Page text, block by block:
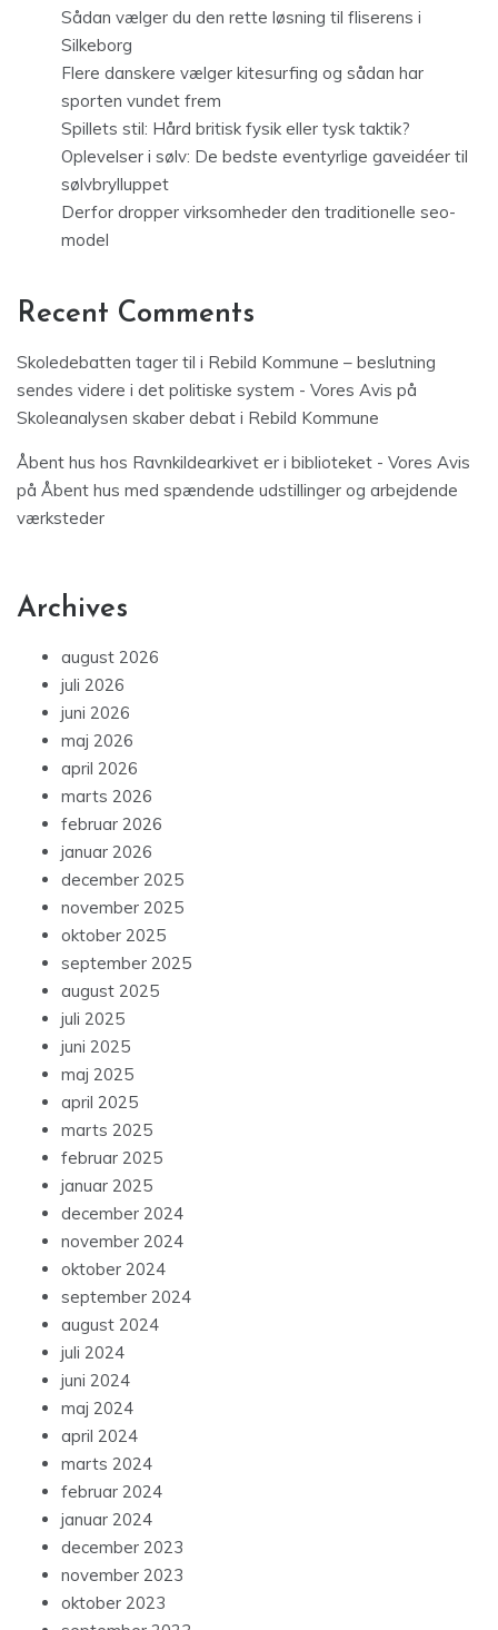
Sådan vælger du den rette løsning til fliserens i
Silkeborg
Flere danskere vælger kitesurfing og sådan har
sporten vundet frem
Spillets stil: Hård britisk fysik eller tysk taktik?
Oplevelser i sølv: De bedste eventyrlige gaveidéer til
sølvbrylluppet
Derfor dropper virksomheder den traditionelle seo-
model
Recent Comments
Skoledebatten tager til i Rebild Kommune – beslutning
sendes videre i det politiske system - Vores Avis på
Skoleanalysen skaber debat i Rebild Kommune
Åbent hus hos Ravnkildearkivet er i biblioteket - Vores Avis
på Åbent hus med spændende udstillinger og arbejdende
værksteder
Archives
august 2026
juli 2026
juni 2026
maj 2026
april 2026
marts 2026
februar 2026
januar 2026
december 2025
november 2025
oktober 2025
september 2025
august 2025
juli 2025
juni 2025
maj 2025
april 2025
marts 2025
februar 2025
januar 2025
december 2024
november 2024
oktober 2024
september 2024
august 2024
juli 2024
juni 2024
maj 2024
april 2024
marts 2024
februar 2024
januar 2024
december 2023
november 2023
oktober 2023